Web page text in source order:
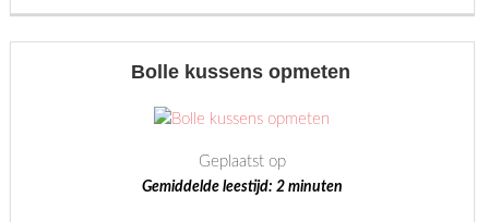
Bolle kussens opmeten
Geplaatst op
Gemiddelde leestijd: 2 minuten